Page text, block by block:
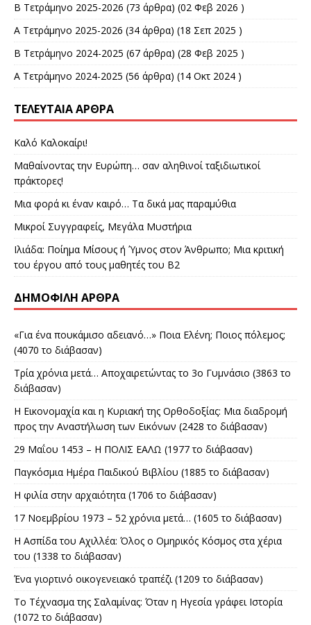
Β Τετράμηνο 2025-2026 (73 άρθρα) (02 Φεβ 2026 )
Α Τετράμηνο 2025-2026 (34 άρθρα) (18 Σεπ 2025 )
Β Τετράμηνο 2024-2025 (67 άρθρα) (28 Φεβ 2025 )
Α Τετράμηνο 2024-2025 (56 άρθρα) (14 Οκτ 2024 )
ΤΕΛΕΥΤΑΊΑ ΆΡΘΡΑ
Καλό Καλοκαίρι!
Μαθαίνοντας την Ευρώπη… σαν αληθινοί ταξιδιωτικοί
πράκτορες!
Μια φορά κι έναν καιρό… Τα δικά μας παραμύθια
Μικροί Συγγραφείς, Μεγάλα Μυστήρια
Ιλιάδα: Ποίημα Μίσους ή Ύμνος στον Άνθρωπο; Μια κριτική
του έργου από τους μαθητές του Β2
ΔΗΜΟΦΙΛΉ ΆΡΘΡΑ
«Για ένα πουκάμισο αδειανό…» Ποια Ελένη; Ποιος πόλεμος;
(4070 το διάβασαν)
Τρία χρόνια μετά… Αποχαιρετώντας το 3ο Γυμνάσιο (3863 το
διάβασαν)
Η Εικονομαχία και η Κυριακή της Ορθοδοξίας: Μια διαδρομή
προς την Αναστήλωση των Εικόνων (2428 το διάβασαν)
29 Μαΐου 1453 – Η ΠΟΛΙΣ ΕΑΛΩ (1977 το διάβασαν)
Παγκόσμια Ημέρα Παιδικού Βιβλίου (1885 το διάβασαν)
Η φιλία στην αρχαιότητα (1706 το διάβασαν)
17 Νοεμβρίου 1973 – 52 χρόνια μετά… (1605 το διάβασαν)
Η Ασπίδα του Αχιλλέα: Όλος ο Ομηρικός Κόσμος στα χέρια
του (1338 το διάβασαν)
Ένα γιορτινό οικογενειακό τραπέζι (1209 το διάβασαν)
Το Τέχνασμα της Σαλαμίνας: Όταν η Ηγεσία γράφει Ιστορία
(1072 το διάβασαν)